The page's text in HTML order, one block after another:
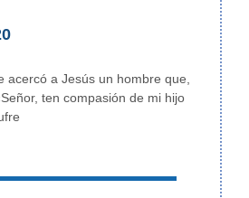
acercó a Jesús un hombre que,
ten compasión de mi hijo